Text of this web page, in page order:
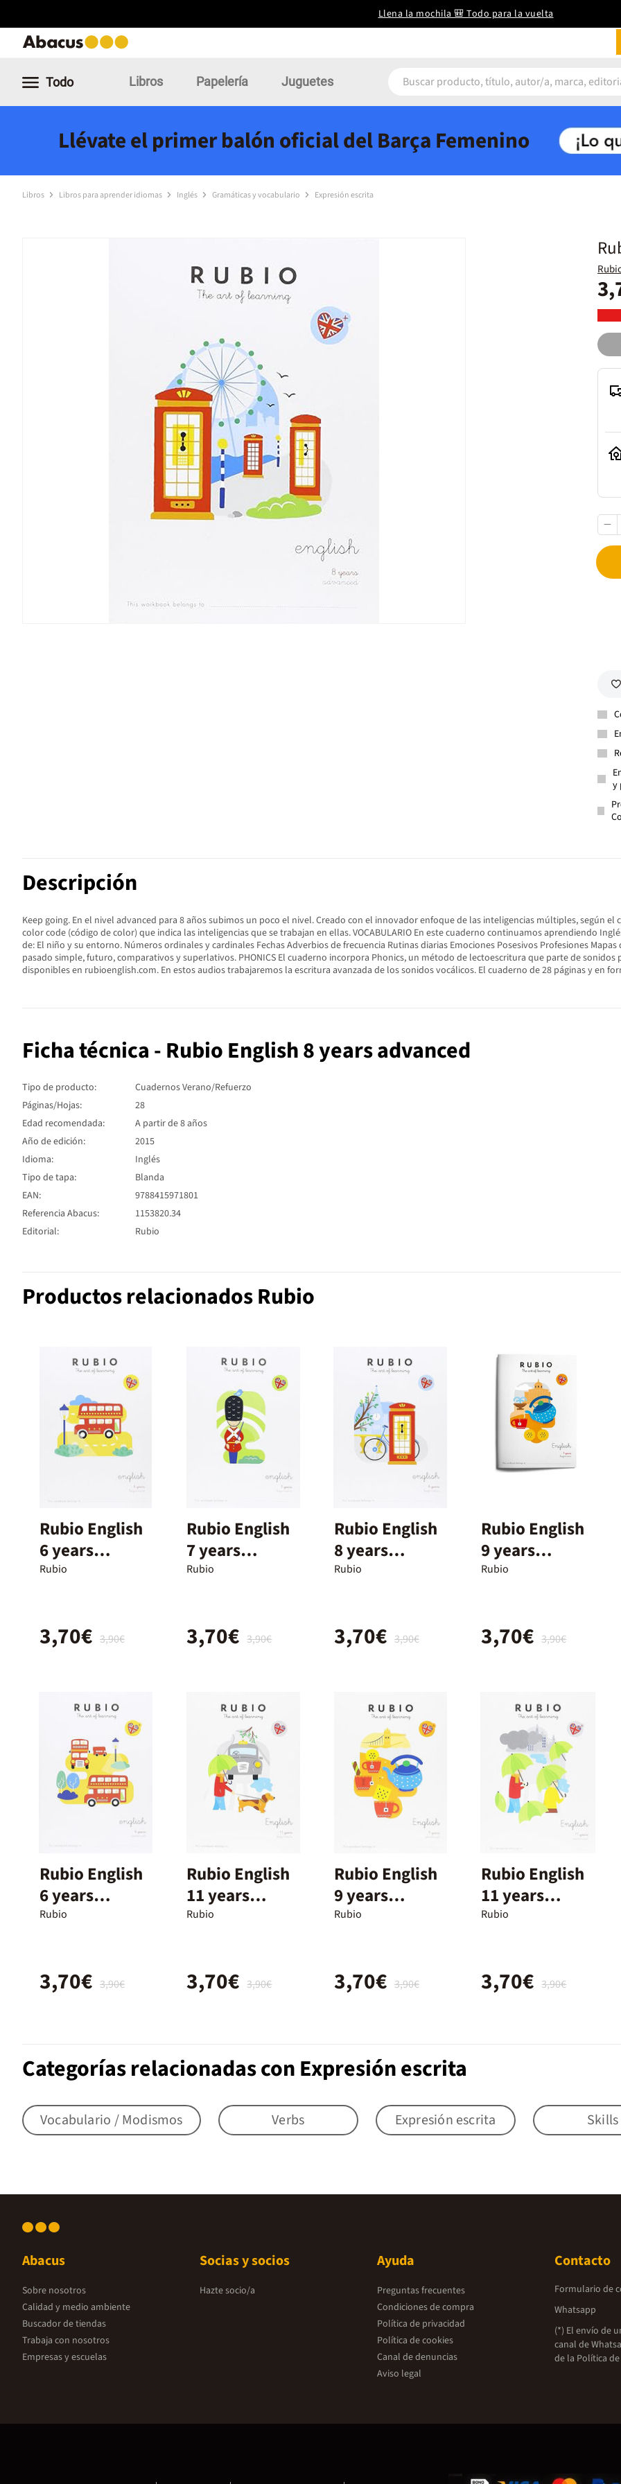
Llena la mochila 🎒 Todo para la vuelta
Todo Libros Papelería Juguetes
Llévate el primer balón oficial del Barça Femenino
Libros Libros para aprender idiomas Inglés Gramáticas y vocabulario Expresión escrita
y
Descripción
Keep going. En el nivel advanced para 8 años subimos un poco el nivel. Creado con el innovador enfoque de las inteligencias múltiples, según
color code (código de color) que indica las inteligencias que se trabajan en ellas. VOCABULARIO En este cuaderno continuamos aprendiendo
de: El niño y su entorno. Números ordinales y cardinales Fechas Adverbios de frecuencia Rutinas diarias Emociones Posesivos Profesiones
pasado simple, futuro, comparativos y superlativos. PHONICS El cuaderno incorpora Phonics, un método de lectoescritura que parte de
disponibles en rubioenglish.com. En estos audios trabajaremos la escritura avanzada de los sonidos vocálicos. El cuaderno de 28 páginas y en
Ficha técnica - Rubio English 8 years advanced
Tipo de producto:
Cuadernos Verano/Refuerzo
Páginas/Hojas:
28
Edad recomendada:
A partir de 8 años
Año de edición:
2015
Idioma:
Inglés
Tipo de tapa:
Blanda
EAN:
9788415971801
Referencia Abacus:
1153820.34
Editorial:
Rubio
Productos relacionados Rubio
Rubio English
6 years
beginners
Rubio
3,90€
3,70€
Rubio English
7 years
beginners
Rubio
3,90€
3,70€
Rubio English
8 years
beginners
Rubio
3,90€
3,70€
Rubio English
9 years
beginners
Rubio
3,90€
3,70€
Rubio English
6 years
advanced
Rubio
3,90€
3,70€
Rubio English
11 years
beginners
Rubio
3,90€
3,70€
Rubio English
9 years
advanced
Rubio
3,90€
3,70€
Rubio English
11 years
advanced
Rubio
3,90€
3,70€
Categorías relacionadas con Expresión escrita
Vocabulario / Modismos Verbs Expresión escrita Skills
Abacus
Sobre nosotros
Calidad y medio ambiente
Buscador de tiendas
Trabaja con nosotros
Empresas y escuelas
Socias y socios
Hazte socio/a
Ayuda
Preguntas frecuentes
Condiciones de compra
Política de privacidad
Política de cookies
Canal de denuncias
Aviso legal
Contacto
Formulario de
Whatsapp
(*) El envío de
canal de
de la Política